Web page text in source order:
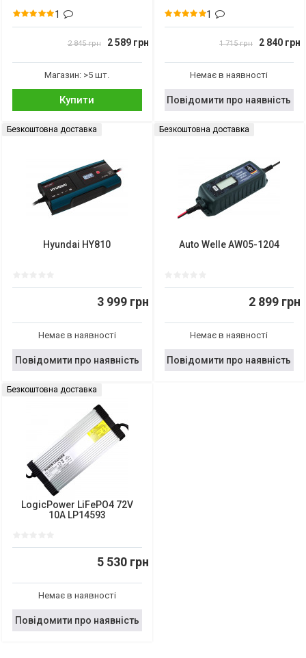
1
2 845 грн 2 589 грн
Магазин: >5 шт.
Купити
1
1 715 грн 2 840 грн
Немає в наявності
Повідомити про наявність
Безкоштовна доставка
Hyundai HY810
3 999 грн
Немає в наявності
Повідомити про наявність
Безкоштовна доставка
Auto Welle AW05-1204
2 899 грн
Немає в наявності
Повідомити про наявність
Безкоштовна доставка
LogicPower LiFePO4 72V
10A LP14593
5 530 грн
Немає в наявності
Повідомити про наявність